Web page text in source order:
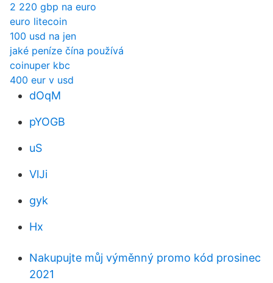
2 220 gbp na euro
euro litecoin
100 usd na jen
jaké peníze čína používá
coinuper kbc
400 eur v usd
dOqM
pYOGB
uS
VlJi
gyk
Hx
Nakupujte můj výměnný promo kód prosinec
2021